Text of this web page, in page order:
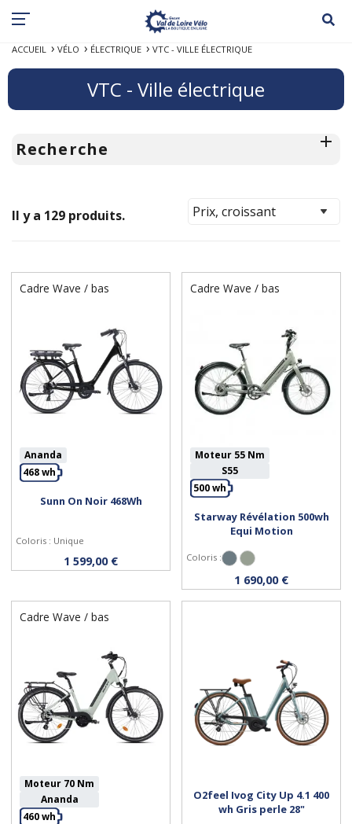
ACCUEIL VÉLO ÉLECTRIQUE VTC - VILLE ÉLECTRIQUE
VTC - Ville électrique
Recherche
Il y a 129 produits.
Cadre Wave / bas
Ananda
468 wh
Sunn On Noir 468Wh
Coloris : Unique
1 599,00 €
Cadre Wave / bas
Personnaliser
Moteur 55 Nm
S55
500 wh
Starway Révélation 500wh
Equi Motion
Coloris : Gris BleutéMenthe
1 690,00 €
Cadre Wave / bas
Moteur 70 Nm
Ananda
460 wh
O2feel Ivog City Up 4.1 400
wh Gris perle 28"